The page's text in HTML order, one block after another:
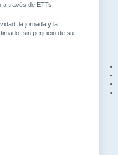
través de ETTs.
la jornada y la
sin perjuicio de su